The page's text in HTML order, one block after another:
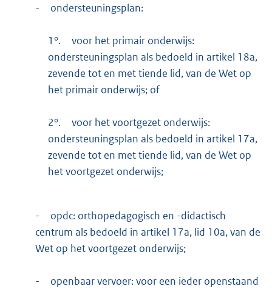
- ondersteuningsplan:
1°.
voor het primair onderwijs:
ondersteuningsplan als bedoeld in artikel 18a,
zevende tot en met tiende lid, van de Wet op
het primair onderwijs; of
2°.
voor het voortgezet onderwijs:
ondersteuningsplan als bedoeld in artikel 17a,
zevende tot en met tiende lid, van de Wet op
het voortgezet onderwijs;
-
opdc: orthopedagogisch en -didactisch
centrum als bedoeld in artikel 17a, lid 10a, van de
Wet op het voortgezet onderwijs;
-
openbaar vervoer: voor een ieder openstaand